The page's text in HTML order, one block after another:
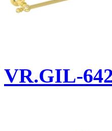
VR.GIL-